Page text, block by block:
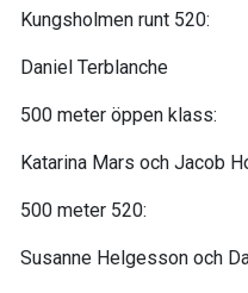
Kungsholmen runt 520:
Daniel Terblanche
500 meter öppen klass:
Katarina Mars och Jacob
500 meter 520:
Susanne Helgesson och